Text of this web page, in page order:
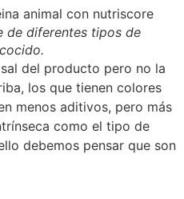
de diferentes tipos de
del producto pero no la
los que tienen colores
menos aditivos, pero más
como el tipo de
debemos pensar que son